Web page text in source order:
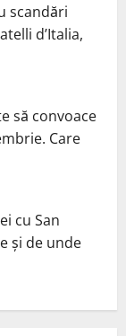
scandări
d’Italia,
să convoace
Care
cu San
și de unde